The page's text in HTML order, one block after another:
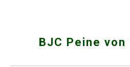
BJC Peine von